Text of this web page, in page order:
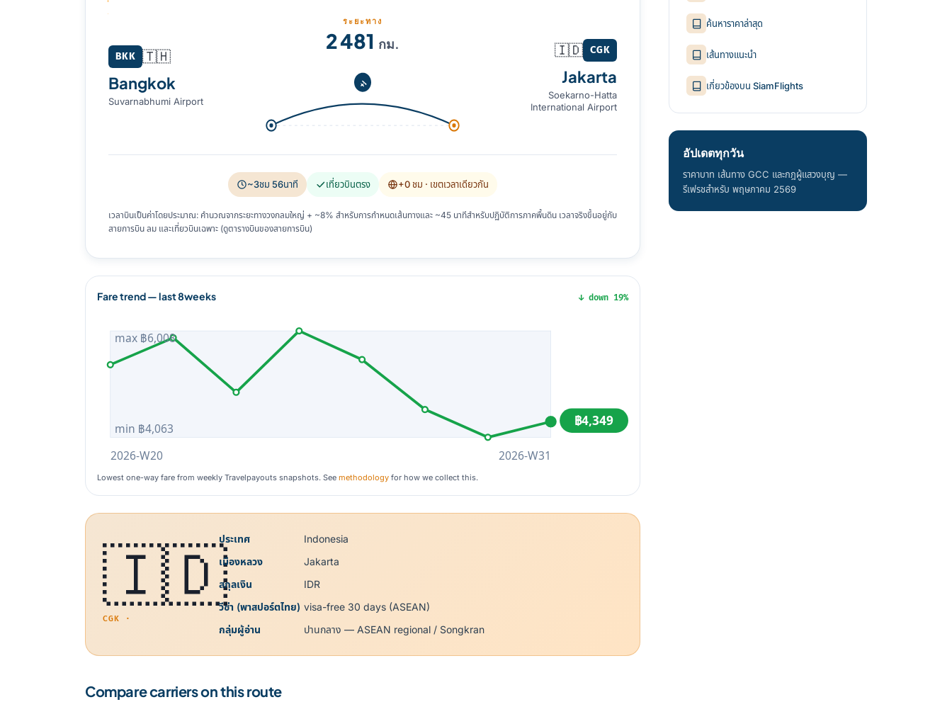
BKK 🇹🇭
Bangkok
Suvarnabhumi Airport
ระยะทาง
2 481 กม. CGK
🇮🇩
Jakarta
Soekarno-Hatta
International Airport
~3ชม 56นาที เที่ยวบินตรง +0 ชม · เขตเวลาเดียวกัน
เวลาบินเป็นค่าโดยประมาณ: คำนวณจากระยะทางวงกลมใหญ่ + ~8% สำหรับการกำหนดเส้นทางและ ~45 นาทีสำหรับปฏิบัติการภาคพื้นดิน เวลาจริงขึ้นอยู่กับ
สายการบิน ลม และเที่ยวบินเฉพาะ (ดูตารางบินของสายการบิน)
Fare trend — last 8weeks ↓ down 19%
฿4,349
max ฿6,008
min ฿4,063
2026-W20
2026-W31
Lowest one-way fare from weekly Travelpayouts snapshots. See methodology for how we collect this.
🇮🇩
CGK ·
ประเทศ
Indonesia
เมืองหลวง
Jakarta
สกุลเงิน
IDR
วีซ่า (พาสปอร์ตไทย) visa-free 30 days (ASEAN)
กลุ่มผู้อ่าน
ปานกลาง — ASEAN regional / Songkran
Compare carriers on this route
ค้นหาราคาล่าสุด
เส้นทางแนะนำ
เกี่ยวข้องบน SiamFlights
อัปเดตทุกวัน
ราคาบาท เส้นทาง GCC และกฎผู้แสวงบุญ —
รีเฟรชสำหรับ พฤษภาคม 2569